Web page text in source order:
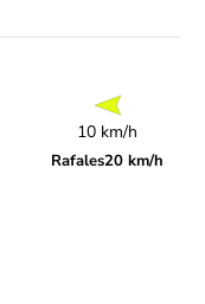
10 km/h
Rafales20 km/h